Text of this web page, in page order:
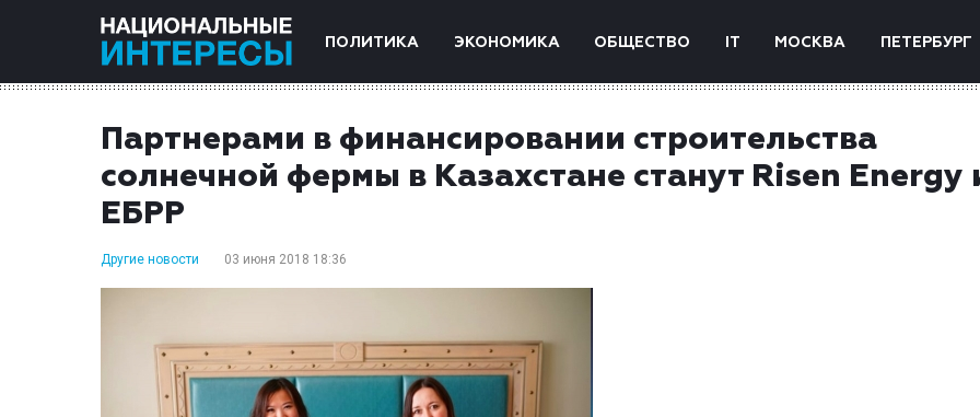
ПОЛИТИКА ЭКОНОМИКА ОБЩЕСТВО IT МОСКВА ПЕТЕРБУРГ
Партнерами в финансировании строительства
солнечной фермы в Казахстане станут Risen Energy
ЕБРР
Другие новости 03 июня 2018 18:36